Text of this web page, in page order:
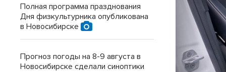
Полная программа празднования
Дня физкультурника опубликована
в Новосибирске
Прогноз погоды на 8-9 августа в
Новосибирске сделали синоптики